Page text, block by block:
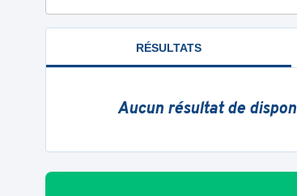
RÉSULTATS
Aucun résultat de